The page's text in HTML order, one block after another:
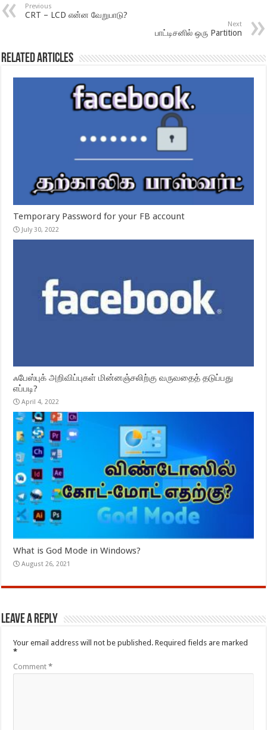
Previous
CRT – LCD என்ன வேறுபாடு?
Next
பாட்டிசனில் ஒரு Partition
Related Articles
Temporary Password for your FB account
July 30, 2022
ஃபேஸ்புக் அறிவிப்புகள் மின்னஞ்சலிற்கு வருவதைத் தடுப்பது
எப்படி?
April 4, 2022
What is God Mode in Windows?
August 26, 2021
Leave a Reply
Your email address will not be published. Required fields are marked
*
Comment*